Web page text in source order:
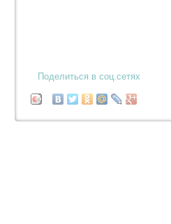
Поделиться в соц.сетях